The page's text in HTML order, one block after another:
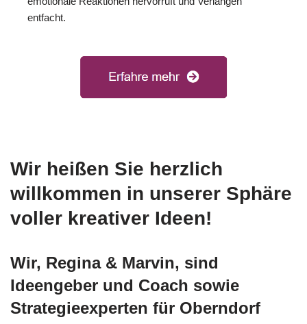
entfacht.
Wir heißen Sie herzlich
willkommen in unserer Sphäre
voller kreativer Ideen!
Wir, Regina & Marvin, sind
Ideengeber und Coach sowie
Strategieexperten für Oberndorf